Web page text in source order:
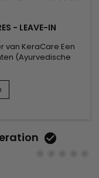
- LEAVE-IN
van KeraCare Een
(Ayurvedische
en Abessijnse olie)
hydrateert en
en voorkomt
